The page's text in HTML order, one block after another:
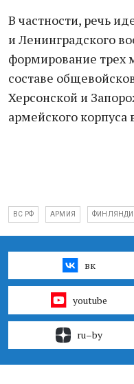
В частности, речь
и Ленинградского
формирование трех
составе
Херсонской и
армейского корпуса
ВС РФ АРМИЯ
вк
youtube
ru–by